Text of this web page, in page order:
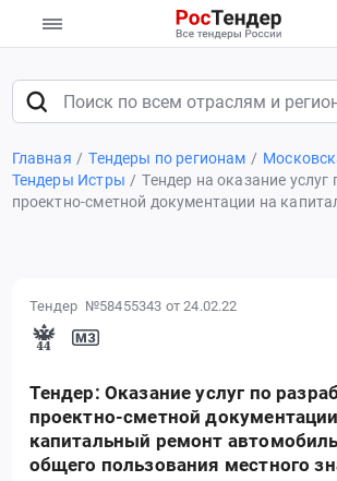
Главная Тендеры по регионам
Тендеры Истры
Тендер на оказание услуг
проектно-сметной документации на
Тендер №58455343 от 24.02.22
Тендер: Оказание услуг по
проектно-сметной
капитальный ремонт
общего пользования местного